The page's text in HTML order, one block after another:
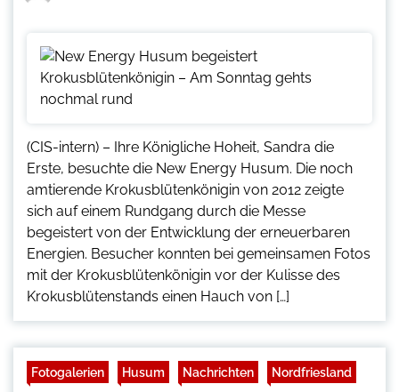
(CIS-intern) – Ihre Königliche Hoheit, Sandra die
Erste, besuchte die New Energy Husum. Die noch
amtierende Krokusblütenkönigin von 2012 zeigte
sich auf einem Rundgang durch die Messe
begeistert von der Entwicklung der erneuerbaren
Energien. Besucher konnten bei gemeinsamen Fotos
mit der Krokusblütenkönigin vor der Kulisse des
Krokusblütenstands einen Hauch von […]
Fotogalerien Husum Nachrichten Nordfriesland